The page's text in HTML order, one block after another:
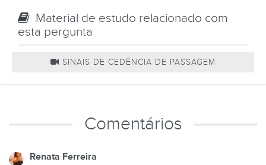
Material de estudo relacionado com
esta pergunta
SINAIS DE CEDÊNCIA DE PASSAGEM
Comentários
Renata Ferreira